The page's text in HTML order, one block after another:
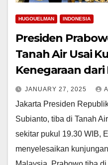
HUGOUELMAN INDONESIA
Presiden
Tanah Air Usai
Kenegaraan
JANUARY 27, 2025
Jakarta Presiden
Subianto, tiba di Tanah
sekitar pukul 19.30 WIB,
menyelesaikan